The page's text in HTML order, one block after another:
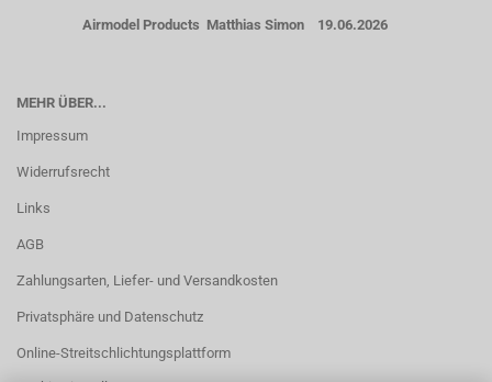
Airmodel Products Matthias Simon 19.06.2026
MEHR ÜBER...
Impressum
Widerrufsrecht
Links
AGB
Zahlungsarten, Liefer- und Versandkosten
Privatsphäre und Datenschutz
Online-Streitschlichtungsplattform